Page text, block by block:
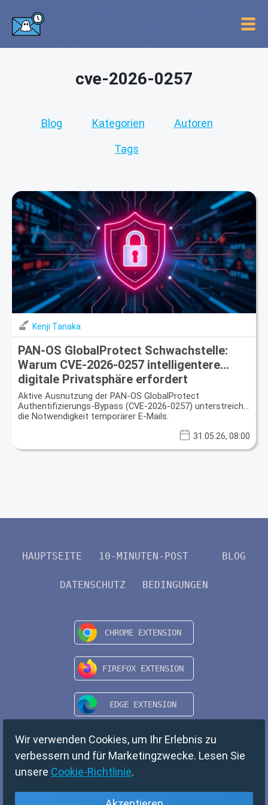
cve-2026-0257
Blog Kategorien Autoren
Tags
Kenji Tanaka
PAN-OS GlobalProtect Schwachstelle:
Warum CVE-2026-0257 intelligentere
digitale Privatsphäre erfordert
Aktive Ausnutzung der PAN-OS GlobalProtect
Authentifizierungs-Bypass (CVE-2026-0257) unterstreicht
die Notwendigkeit temporärer E-Mails.
31.05.26, 08:00
HAUPTSEITE 10-MINUTEN-POST BLOG
DATENSCHUTZ BEDINGUNGEN
Wir verwenden Cookies, um Ihr Erlebnis zu
verbessern und für Marketingzwecke. Lesen Sie
unsere Cookie-Richtlinie.